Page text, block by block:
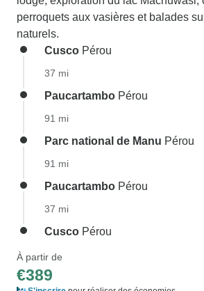
perroquets aux vasières et balades
naturels.
Cusco Pérou
37 mi
Paucartambo Pérou
91 mi
Parc national de Manu Pérou
91 mi
Paucartambo Pérou
37 mi
Cusco Pérou
À partir de
€389